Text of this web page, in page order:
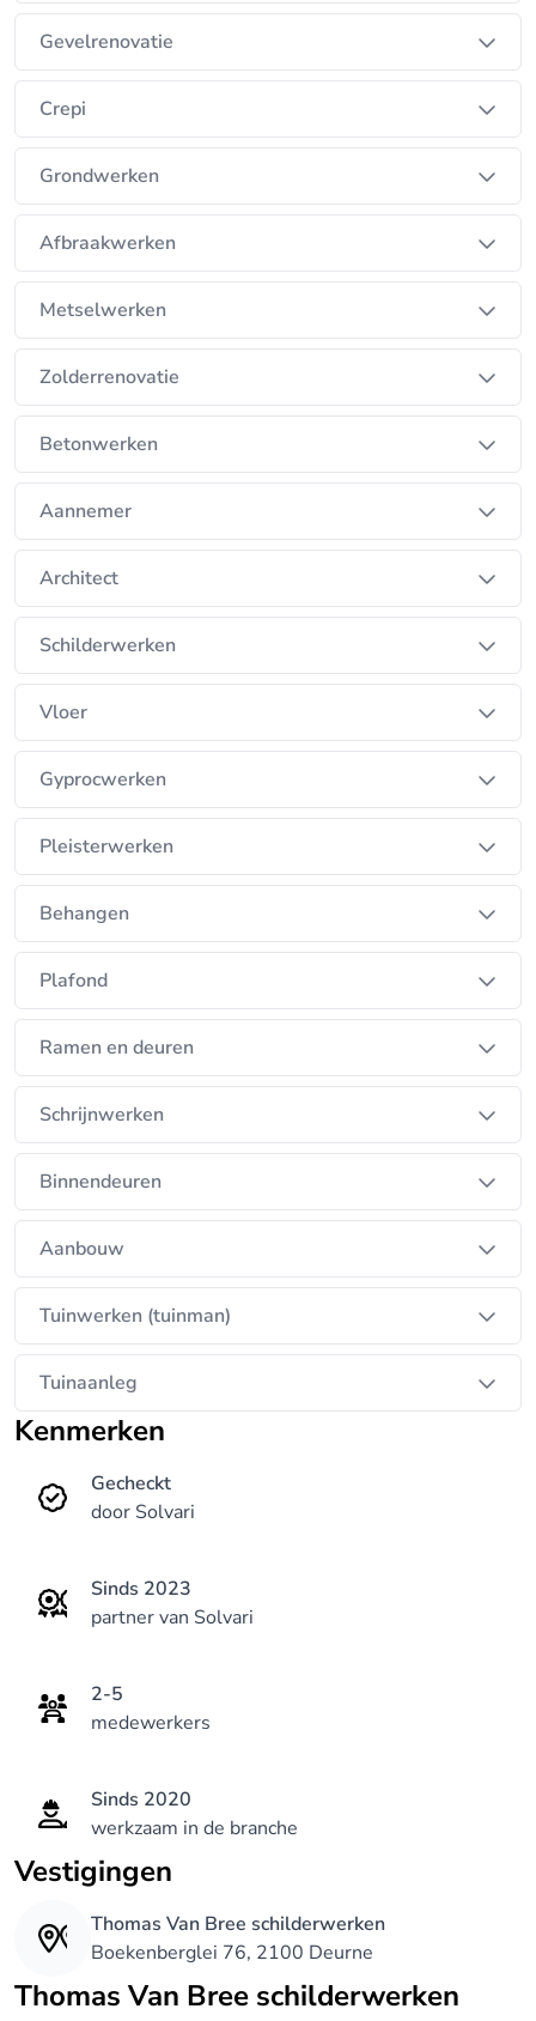
Gevelrenovatie
Crepi
Grondwerken
Afbraakwerken
Metselwerken
Zolderrenovatie
Betonwerken
Aannemer
Architect
Schilderwerken
Vloer
Gyprocwerken
Pleisterwerken
Behangen
Plafond
Ramen en deuren
Schrijnwerken
Binnendeuren
Aanbouw
Tuinwerken (tuinman)
Tuinaanleg
Kenmerken
Gecheckt
door Solvari
Sinds 2023
partner van Solvari
2-5
medewerkers
Sinds 2020
werkzaam in de branche
Vestigingen
Thomas Van Bree schilderwerken
Boekenberglei 76, 2100 Deurne
Thomas Van Bree schilderwerken